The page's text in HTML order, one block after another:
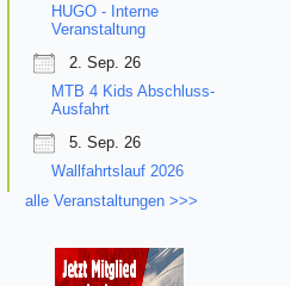
HUGO - Interne
Veranstaltung
2. Sep. 26
MTB 4 Kids Abschluss-
Ausfahrt
5. Sep. 26
Wallfahrtslauf 2026
alle Veranstaltungen >>>